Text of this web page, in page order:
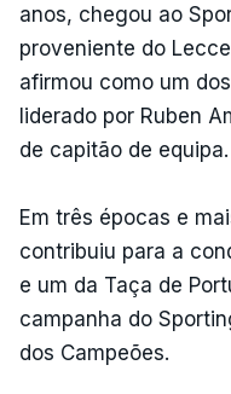
anos, chegou ao
proveniente do
afirmou como um
liderado por Ruben
de capitão de equipa.
Em três épocas e
contribuiu para a
e um da Taça de
campanha do
dos Campeões.